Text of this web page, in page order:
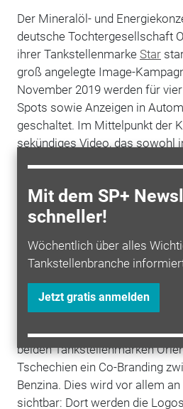
Mit dem SP+
schneller!
Wöchentlich über alles
Tankstellenbranche
Jetzt gratis anmelden
Der Mineralöl- und
deutsche Tochtergesellschaft
ihrer Tankstellenmarke Star
groß angelegte Image-
November 2019 werden für
Spots sowie Anzeigen in
geschaltet. Im Mittelpunkt der
sekündiges Video, das sowohl
über Online-Kanäle wie
Kernbotschaft lautet:
Zukunft voran“. Seine Motive
Verantwortung, die ein
und Geschwindigkeit, heißt es
Pressemitteilung.
Die Kampagne ist gleichzeitig
einer internationalen
In Deutschland gibt es künftig
beiden Tankstellenmarken
Tschechien ein Co-Branding
Benzina. Dies wird vor allem
sichtbar: Dort werden die